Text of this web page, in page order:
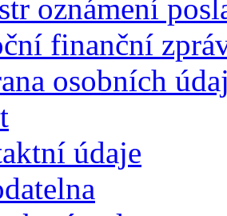
oznámení
finanční
osobních
údaje